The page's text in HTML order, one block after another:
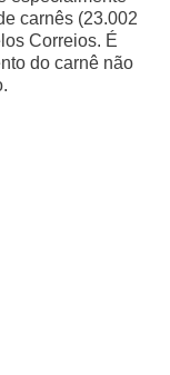
carnês (23.002
Correios. É
do carnê não